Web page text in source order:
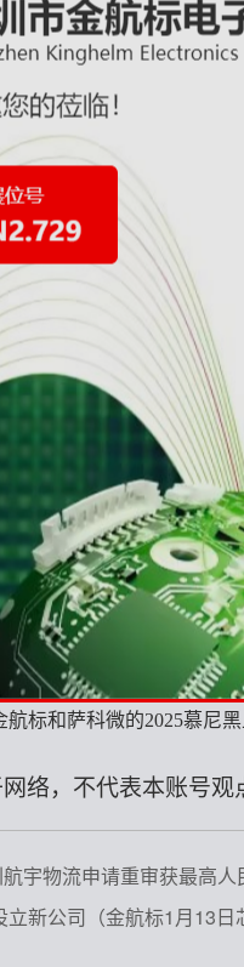
航标和萨科微的2025慕尼
络，不代表本账号观
宇物流申请重审获最高人
新公司（金航标1月13日